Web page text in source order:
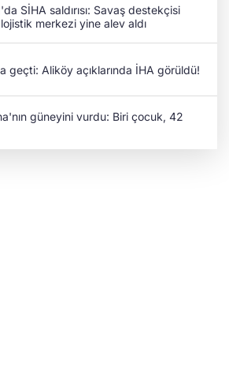
SİHA saldırısı: Savaş destekçisi
merkezi yine alev aldı
geçti: Aliköy açıklarında İHA görüldü!
güneyini vurdu: Biri çocuk, 42